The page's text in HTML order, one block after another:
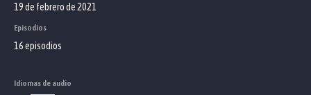
19 de febrero de 2021
Episodios
16 episodios
Idiomas de audio